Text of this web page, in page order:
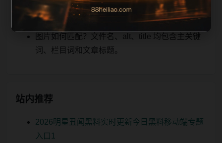
如何继续浏览？可返回栏目页、查看热门推荐或
进入 sitemap。
图片如何匹配？文件名、alt、title 均包含主关键
词、栏目词和文章标题。
站内推荐
2026明星丑闻黑料实时更新今日黑料移动端专题
入口1